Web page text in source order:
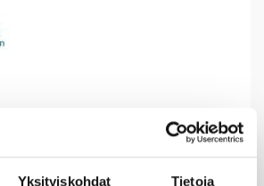
Yksityiskohdat Tietoja
akvamariinia merta ja tuulen
– monella saarella on helppo
rantapäivää idyllisissä puitteissa.
tarjoaa myös vedenalainen